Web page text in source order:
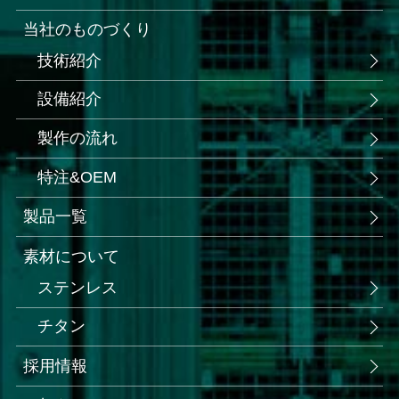
当社のものづくり
技術紹介
設備紹介
製作の流れ
特注&OEM
製品一覧
素材について
ステンレス
チタン
採用情報